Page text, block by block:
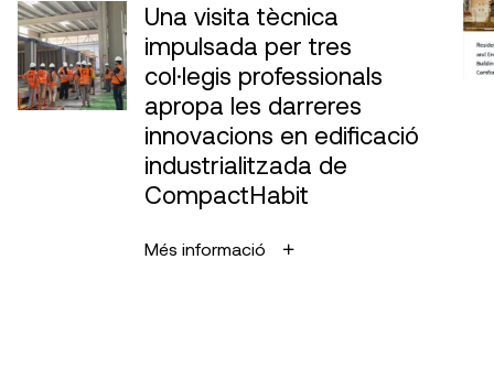
Una visita tècnica
impulsada per tres
col·legis professionals
apropa les darreres
innovacions en edificació
industrialitzada de
CompactHabit
Més informació